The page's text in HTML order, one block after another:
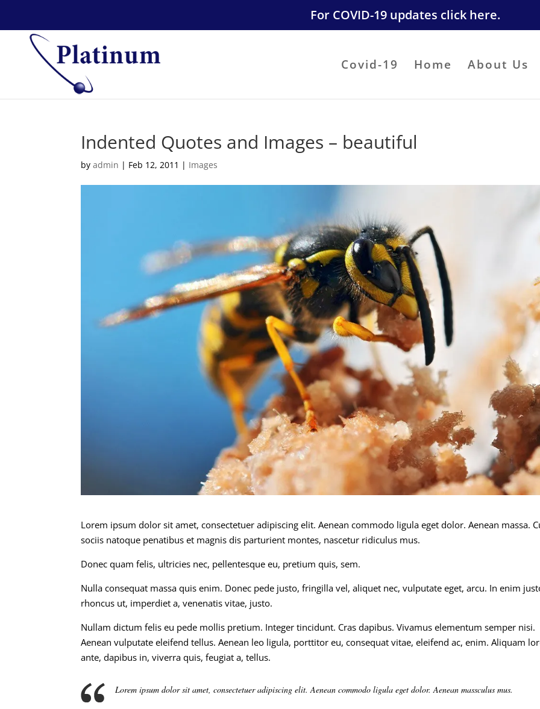
For COVID-19 updates click here.
Covid-19 Home About Us
Indented Quotes and Images – beautiful
byadmin | Feb 12, 2011 | Images
Lorem ipsum dolor sit amet, consectetuer adipiscing elit. Aenean commodo ligula eget dolor. Aenean massa.
sociis natoque penatibus et magnis dis parturient montes, nascetur ridiculus mus.
Donec quam felis, ultricies nec, pellentesque eu, pretium quis, sem.
Nulla consequat massa quis enim. Donec pede justo, fringilla vel, aliquet nec, vulputate eget, arcu. In enim
rhoncus ut, imperdiet a, venenatis vitae, justo.
Nullam dictum felis eu pede mollis pretium. Integer tincidunt. Cras dapibus. Vivamus elementum semper nisi.
Aenean vulputate eleifend tellus. Aenean leo ligula, porttitor eu, consequat vitae, eleifend ac, enim. Aliquam
ante, dapibus in, viverra quis, feugiat a, tellus.
Lorem ipsum dolor sit amet, consectetuer adipiscing elit. Aenean commodo ligula eget dolor. Aenean massculus mus.